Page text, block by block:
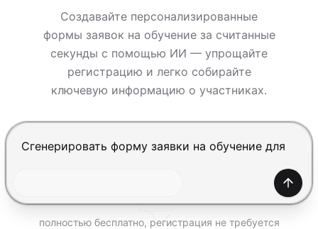
ЦЕНЫ
ВОЙТИ
ПОПРОБОВАТЬ БЕСПЛАТНО
Создавайте персонализированные
формы заявок на обучение за считанные
секунды с помощью ИИ — упрощайте
регистрацию и легко собирайте
ключевую информацию о участниках.
Нажмите Enter, чтобы отправить, Shift+Enter —
полностью бесплатно, регистрация не требуется